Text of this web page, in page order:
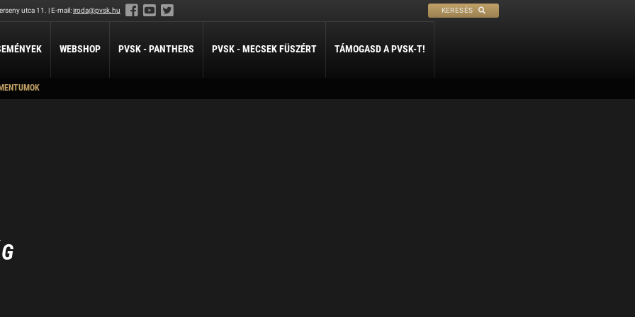
utca 11. | E-mail:iroda@pvsk.hu KERESÉS
WEBSHOP PVSK - PANTHERS PVSK - MECSEK FÜSZÉRT TÁMOGASD A PVSK-T!